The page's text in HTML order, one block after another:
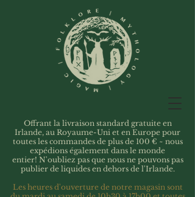
Offrant la livraison standard gratuite en
Irlande, au Royaume-Uni et en Europe pour
toutes les commandes de plus de 100 € ~ nous
expédions également dans le monde
entier! N'oubliez pas que nous ne pouvons pas
publier de liquides en dehors de l'Irlande.
Les heures d'ouverture de notre magasin sont